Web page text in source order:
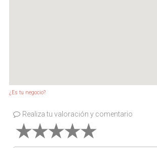
¿Es tu negocio?
Realiza tu valoración y comentario